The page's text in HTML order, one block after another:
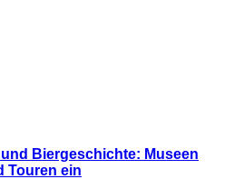
Biergeschichte: Museen
Touren ein